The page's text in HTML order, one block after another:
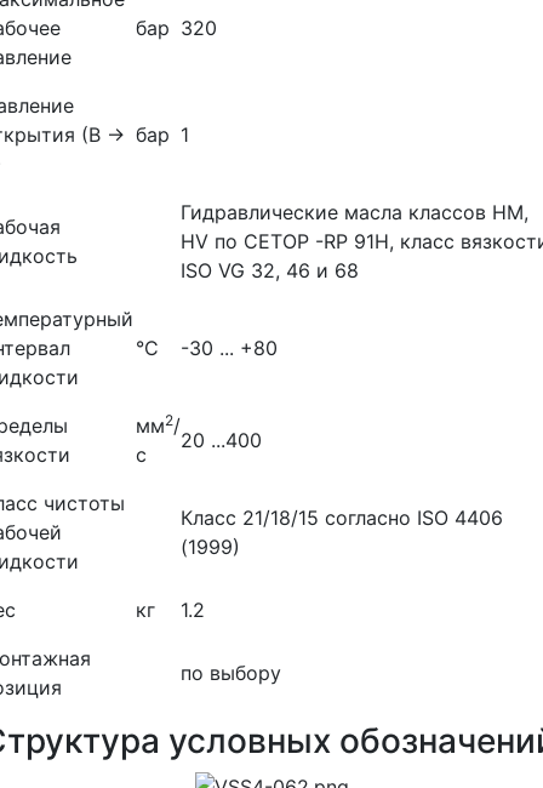
бар 320
(В → бар 1
Гидравлические масла классов НМ,
НV по СЕТОР -RР 91Н, класс
ISO VG 32, 46 и 68
°С -30 ... +80
мм2/
с
20 ...400
чистоты
Класс 21/18/15 согласно ISO 4406
(1999)
кг
1.2
по выбору
условных